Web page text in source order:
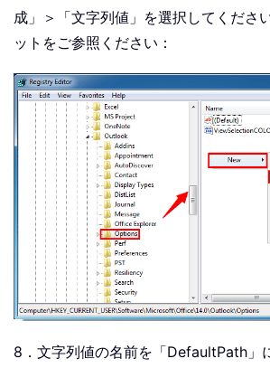
成」＞「文字列値」を選択してくださ
ットをご参照ください：
8．文字列値の名前を「DefaultPath」